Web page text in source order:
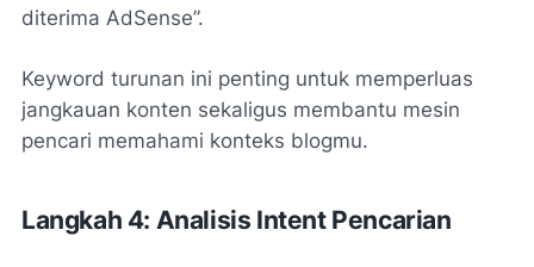
diterima AdSense”.
Keyword turunan ini penting untuk memperluas
jangkauan konten sekaligus membantu mesin
pencari memahami konteks blogmu.
Langkah 4: Analisis Intent Pencarian